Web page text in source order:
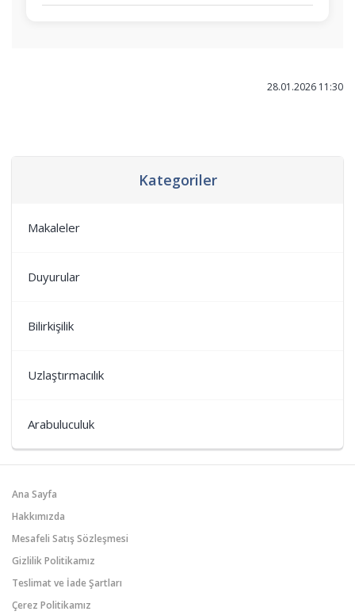
Kategoriler
Makaleler
Duyurular
Bilirkişilik
Uzlaştırmacılık
Arabuluculuk
28.01.2026 11:30
Ana Sayfa
Hakkımızda
Mesafeli Satış Sözleşmesi
Gizlilik Politikamız
Teslimat ve İade Şartları
Çerez Politikamız